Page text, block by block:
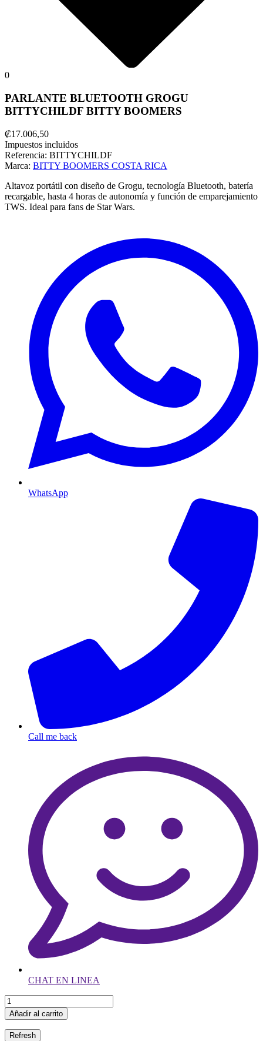
0
PARLANTE BLUETOOTH GROGU
BITTYCHILDF BITTY BOOMERS
₡17.006,50
Impuestos incluidos
Referencia: BITTYCHILDF
Marca: BITTY BOOMERS COSTA RICA
Altavoz portátil con diseño de Grogu, tecnología Bluetooth, batería
recargable, hasta 4 horas de autonomía y función de emparejamiento
TWS. Ideal para fans de Star Wars.
WhatsApp
Call me back
CHAT EN LINEA
Añadir al carrito